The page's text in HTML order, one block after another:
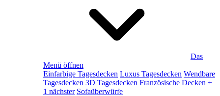
Das
Menü öffnen
Einfarbige Tagesdecken Luxus Tagesdecken Wendbare
Tagesdecken 3D Tagesdecken Französische Decken +
1 nächster Sofaüberwürfe